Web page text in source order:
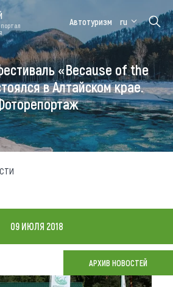
Медицинский
форум
Алтайская
зимовка
Автотуризм ru
«Because of the
в Алтайском крае.
09 ИЮЛЯ 2018
АРХИВ НОВОСТЕЙ